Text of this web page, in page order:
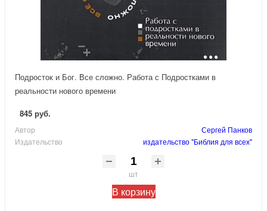
Подросток и Бог. Все сложно. Работа с Подростками в
реальности нового времени
845 руб.
Автор
Сергей Панков
Издательство
издательство "Библия для всех"
шт
В корзину